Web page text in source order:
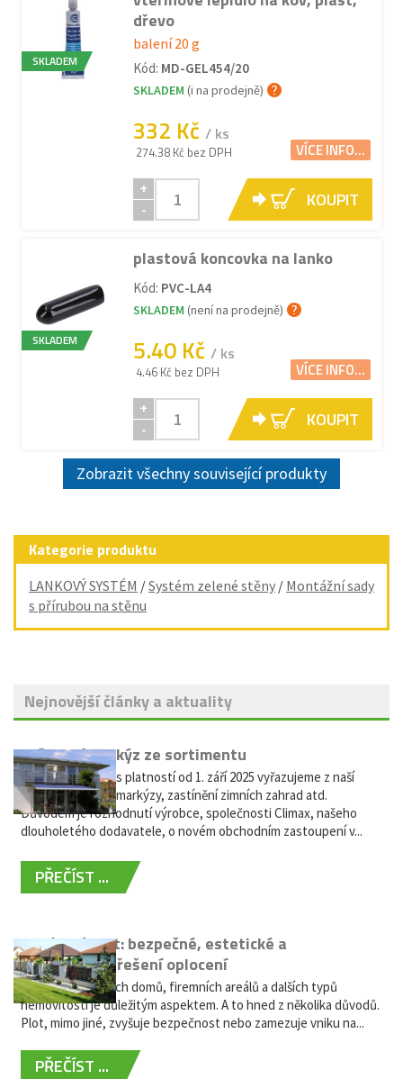
SKLADEM
dřevo
balení 20 g
Kód: MD-GEL454/20
SKLADEM (i na prodejně)
332 Kč / ks
274.38 Kč bez DPH VÍCE INFO...
+
-
KOUPIT
SKLADEM
plastová koncovka na lanko
Kód: PVC-LA4
SKLADEM (není na prodejně)
5.40 Kč / ks
4.46 Kč bez DPH VÍCE INFO...
+
-
KOUPIT
Zobrazit všechny související produkty
Kategorie produktu
LANKOVÝ SYSTÉM /Systém zelené stěny / Montážní sady
s přírubou na stěnu
Nejnovější články a aktuality
Vyřazení markýz ze sortimentu
Vážení zákazníci, s platností od 1. září 2025 vyřazujeme z naší
nabídky výsuvné markýzy, zastínění zimních zahrad atd.
Důvodem je rozhodnutí výrobce, společnosti Climax, našeho
dlouholetého dodavatele, o novém obchodním zastoupení v...
PŘEČÍST ...
Hliníkový plot: bezpečné, estetické a
bezúdržbové řešení oplocení
Oplocení rodinných domů, firemních areálů a dalších typů
nemovitostí je důležitým aspektem. A to hned z několika důvodů.
Plot, mimo jiné, zvyšuje bezpečnost nebo zamezuje vniku na...
PŘEČÍST ...